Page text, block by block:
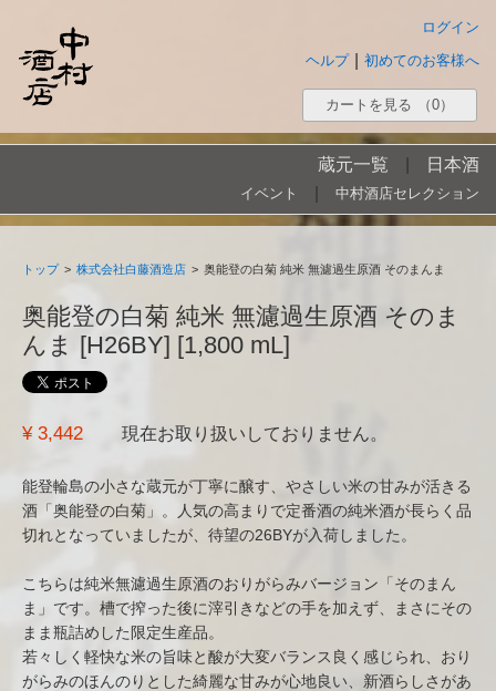
ログイン
初めてのお客様へ
ヘルプ
カートを見る （0）
蔵元一覧 日本酒
イベント 中村酒店セレクション
トップ > 株式会社白藤酒造店 > 奥能登の白菊 純米 無濾過生原酒 そのまんま
奥能登の白菊 純米 無濾過生原酒 そのま
んま [H26BY] [1,800 mL]
¥ 3,442 現在お取り扱いしておりません。
能登輪島の小さな蔵元が丁寧に醸す、やさしい米の甘みが活きる
酒「奥能登の白菊」。人気の高まりで定番酒の純米酒が長らく品
切れとなっていましたが、待望の26BYが入荷しました。
こちらは純米無濾過生原酒のおりがらみバージョン「そのまん
ま」です。槽で搾った後に滓引きなどの手を加えず、まさにその
まま瓶詰めした限定生産品。
若々しく軽快な米の旨味と酸が大変バランス良く感じられ、おり
がらみのほんのりとした綺麗な甘みが心地良い、新酒らしさがあ